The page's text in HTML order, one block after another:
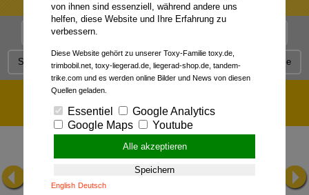
Liegerad Modelle
Service Qualität Liegerad News Kontakt Presse
Press Releases Press Reviews Picture Gallery
von ihnen sind essenziell, während andere uns
helfen, diese Website und Ihre Erfahrung zu
verbessern.
Diese Website gehört zu unserer Toxy-Familie toxy.de,
trimbobil.net, toxy-liegerad.de, liegerad-shop.de, tandem-
trike.com und es werden online Bilder und News von diesen
Quellen geladen.
Essentiel
Google Analytics
Google Maps
Youtube
Alle akzeptieren
Speichern
English Deutsch